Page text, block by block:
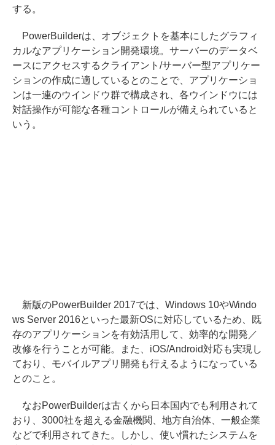
する。
PowerBuilderは、オブジェクトを基本にしたグラフィ
カルなアプリケーション開発環境。サーバーのデータベ
ースにアクセスするクライアント/サーバー型アプリケー
ションの作成に適しているとのことで、アプリケーショ
ンは一連のウインドウ群で構成され、各ウインドウには
対話操作が可能な各種コントロールが備えられていると
いう。
新版のPowerBuilder 2017では、Windows 10やWindo
ws Server 2016といった最新OSに対応しているため、既
存のアプリケーションを有効活用して、効率的な開発／
改修を行うことが可能。また、iOS/Android対応も実現し
ており、モバイルアプリ開発も行えるようになっている
とのこと。
なおPowerBuilderは古くから日本国内でも利用されて
おり、3000社を超える金融機関、地方自治体、一般企業
などで利用されてきた。しかし、使い慣れたシステムを